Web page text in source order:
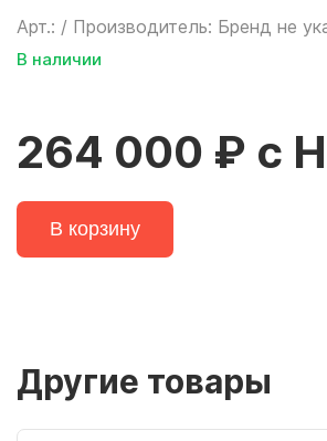
Арт.: / Производитель: Бренд не
В наличии
264 000 ₽ с
В корзину
Другие товары